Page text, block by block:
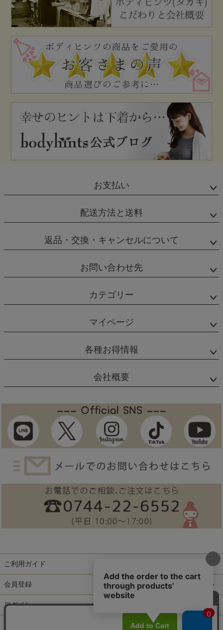
お支払い
配送方法と送料
返品・交換・キャンセルについて
お問い合わせ先
カテゴリー
マイページ
各種お得情報
会社概要
ご利用ガイド
会員登録
ログイン